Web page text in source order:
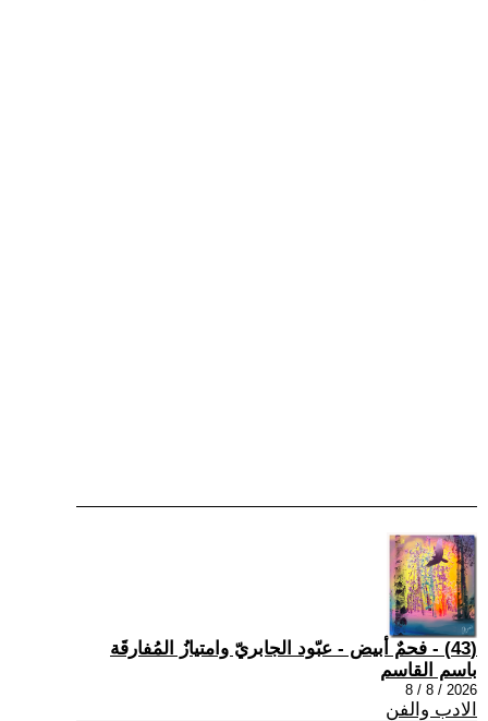
(43) - فحمٌ أبيض - عبّود الجابريّ وامتيازُ المُفارقَة
باسم القاسم
2026 / 8 / 8
الادب والفن